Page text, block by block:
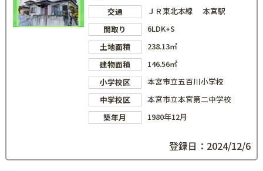
交通
ＪＲ東北本線 本宮駅
間取り
6LDK+S
土地面積
238.13㎡
建物面積
146.56㎡
小学校区
本宮市立五百川小学校
中学校区
本宮市立本宮第二中学校
築年月
1980年12月
登録日：2024/12/6